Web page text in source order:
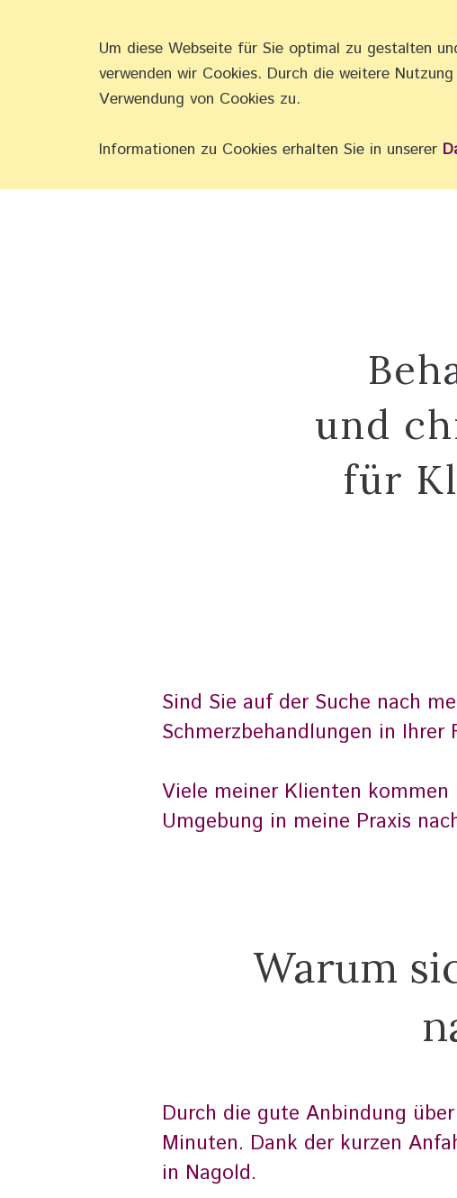
SCHMERZEN •
und
für
Sind Sie auf der Suche nach
Schmerzbehandlungen in Ihrer
Viele meiner Klienten kommen
Umgebung in meine Praxis
Warum
Durch die gute Anbindung
Minuten. Dank der kurzen
in Nagold.
Um diese Webseite für Sie optimal zu gestalten
verwenden wir Cookies. Durch die weitere
Verwendung von Cookies zu.
Informationen zu Cookies erhalten Sie in unserer